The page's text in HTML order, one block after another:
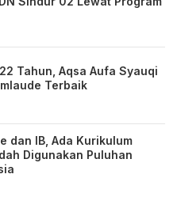
Tahun, Aqsa Aufa Syauqi
Terbaik
dan IB, Ada Kurikulum
Digunakan Puluhan